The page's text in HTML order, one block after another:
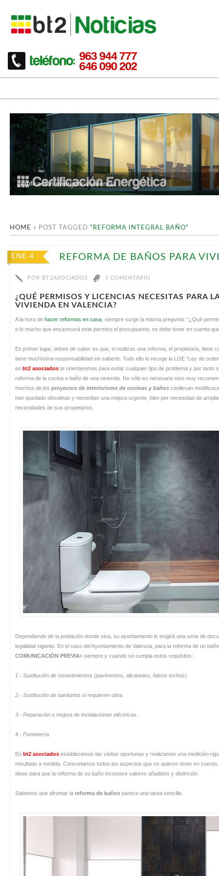
certificacion energetica valencia
HOME » POST TAGGED "REFORMA INTEGRAL BAÑO"
ENE 4 REFORMA DE BAÑOS PARA
POR BT2ASOCIADOS 1 COMENTARIO
¿QUÉ PERMISOS Y LICENCIAS NECESITAS PARA
VIVIENDA EN VALENCIA?
A la hora de hacer reformas en casa, siempre surge la misma pregunta: “¿Qué
o lo mucho que encarecerá este permiso el presupuesto, se debe tener en cuenta
En primer lugar, debes de saber es que, si realizas una reforma, el propietario, tiene
tiene muchísima responsabilidad sin saberlo. Todo ello lo recoge la LOE “Ley de
en bt2 asociados te orientaremos para evitar cualquier tipo de problema y por tanto
reforma de la cocina o baño de una vivienda. No sólo es necesario sino muy
muchos de los proyectos de interiorismo de cocinas y baños conllevan
han quedado obsoletas y necesitan una mejora urgente, bien por necesidad de
necesidades de sus propietarios.
Dependiendo de la población donde viva, su ayuntamiento le exigirá una serie de
legalidad vigente. En el caso del Ayuntamiento de Valencia, para la reforma de un
COMUNICACIÓN PREVIA» siempre y cuando se cumpla estos requisitos:
1.- Sustitución de revestimientos (pavimentos, alicatados, falsos techos).
2.- Sustitución de sanitarios si requieren obra.
3.- Reparación o mejora de instalaciones eléctricas.
4.- Fontanería.
En bt2 asociados establecemos las visitas oportunas y realizamos una medición
resultado a medida. Concretamos todos los aspectos que se quieren tener en
ideas para que la reforma de su baño incorpore valores añadidos y distinción.
Sabemos que afrontar la reforma de baños parece una tarea sencilla.